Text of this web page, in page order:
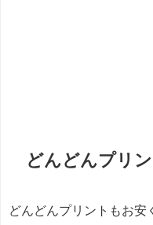
どんどんプリ
どんどんプリントもお安